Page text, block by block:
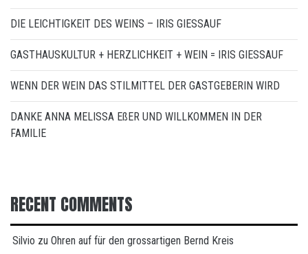
DIE LEICHTIGKEIT DES WEINS – IRIS GIESSAUF
GASTHAUSKULTUR + HERZLICHKEIT + WEIN = IRIS GIESSAUF
WENN DER WEIN DAS STILMITTEL DER GASTGEBERIN WIRD
DANKE ANNA MELISSA EßER UND WILLKOMMEN IN DER
FAMILIE
RECENT COMMENTS
Silvio zu Ohren auf für den grossartigen Bernd Kreis